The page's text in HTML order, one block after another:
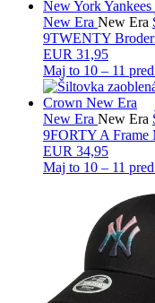
New Era New Era
9TWENTY
EUR 31,95
Maj to 10 – 11
New Era New Era
9FORTY A
EUR 34,95
Maj to 10 – 11